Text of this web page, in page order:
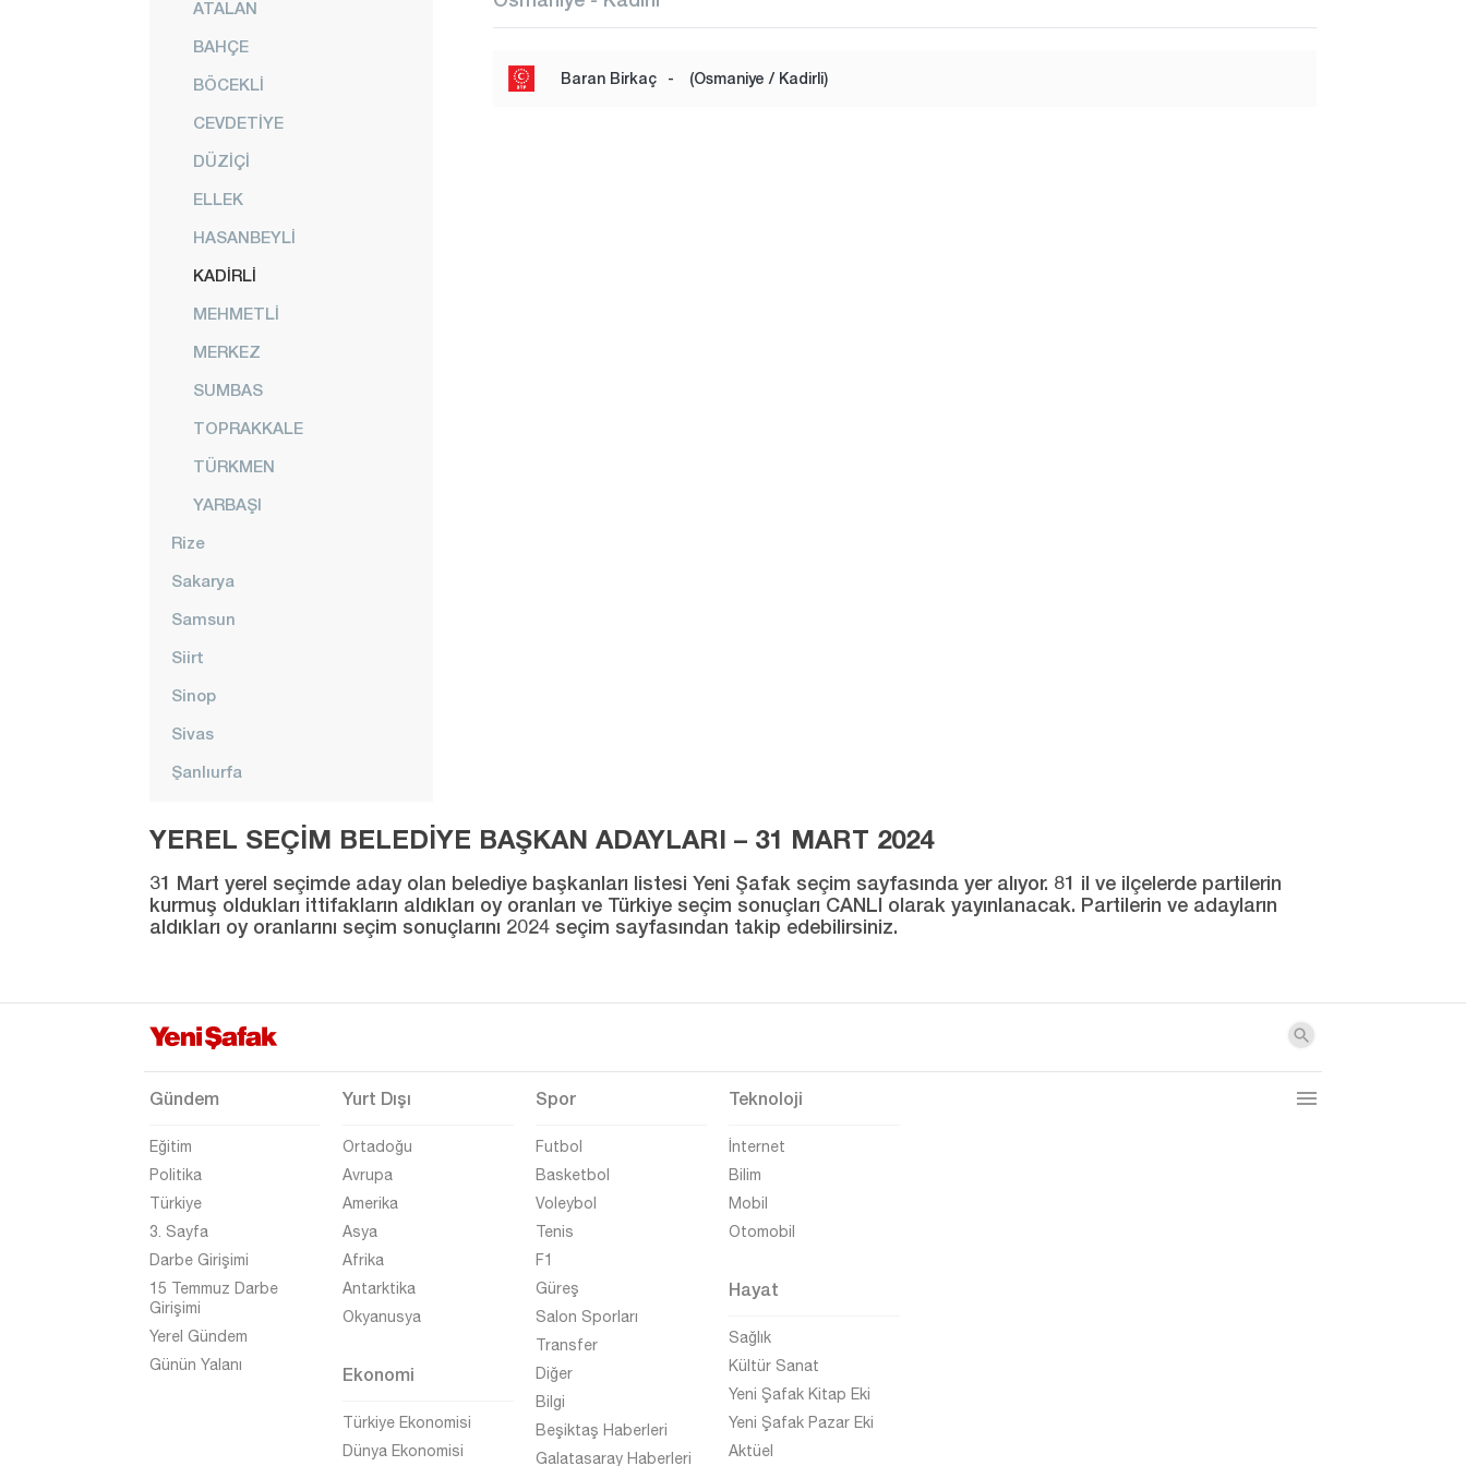
ATALAN
BAHÇE
BÖCEKLİ
CEVDETİYE
DÜZİÇİ
ELLEK
HASANBEYLİ
KADİRLİ
MEHMETLİ
MERKEZ
SUMBAS
TOPRAKKALE
TÜRKMEN
YARBAŞI
Rize
Sakarya
Samsun
Siirt
Sinop
Sivas
Şanlıurfa
Tekirdağ
Tokat
Trabzon
Uşak
Van
Yalova
Zonguldak
Baran Birkaç - (Osmaniye / Kadirli)
YEREL SEÇİM BELEDİYE BAŞKAN ADAYLARI – 31 MART 2024
31 Mart yerel seçimde aday olan belediye başkanları listesi Yeni Şafak seçim sayfasında yer alıyor. 81 il ve ilçelerde partilerin
kurmuş oldukları ittifakların aldıkları oy oranları ve Türkiye seçim sonuçları CANLI olarak yayınlanacak. Partilerin ve adayların
aldıkları oy oranlarını seçim sonuçlarını 2024 seçim sayfasından takip edebilirsiniz.
Gündem
Eğitim
Politika
Türkiye
3. Sayfa
Darbe Girişimi
15 Temmuz Darbe
Girişimi
Yerel Gündem
Günün Yalanı
Yurt Dışı
Ortadoğu
Avrupa
Amerika
Asya
Afrika
Antarktika
Okyanusya
Ekonomi
Türkiye Ekonomisi
Dünya Ekonomisi
Spor
Futbol
Basketbol
Voleybol
Tenis
F1
Güreş
Salon Sporları
Transfer
Diğer
Bilgi
Beşiktaş Haberleri
Galatasaray Haberleri
Teknoloji
İnternet
Bilim
Mobil
Otomobil
Hayat
Sağlık
Kültür Sanat
Yeni Şafak Kitap Eki
Yeni Şafak Pazar Eki
Aktüel